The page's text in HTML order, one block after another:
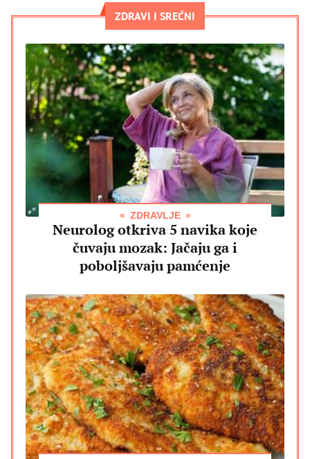
ZDRAVI I SREĆNI
ZDRAVLJE
Neurolog otkriva 5 navika koje
čuvaju mozak: Jačaju ga i
poboljšavaju pamćenje